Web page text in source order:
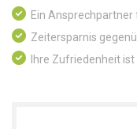
Ein
Zeitersparnis
Ihre Zufriedenheit ist